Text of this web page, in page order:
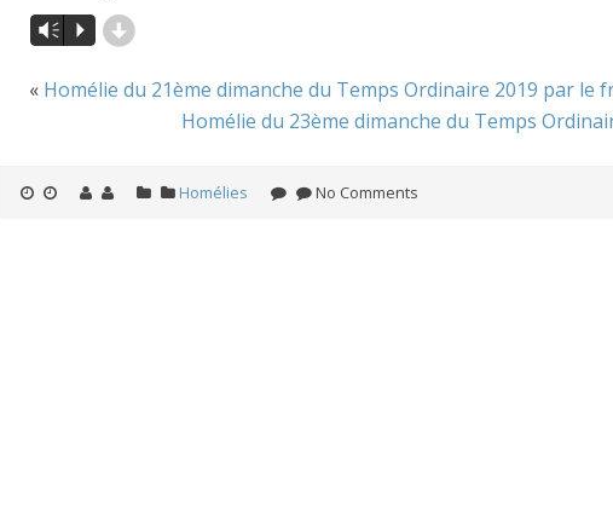
Vm P d
« Homélie du 21ème dimanche du Temps Ordinaire 2019 par le
Homélie du 23ème dimanche du Temps
Homélies No Comments